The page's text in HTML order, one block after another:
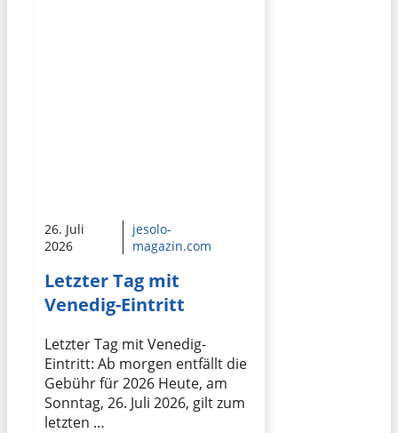
26. Juli
2026
jesolo-
magazin.com
Letzter Tag mit
Venedig-Eintritt
Letzter Tag mit Venedig-
Eintritt: Ab morgen entfällt die
Gebühr für 2026 Heute, am
Sonntag, 26. Juli 2026, gilt zum
letzten …